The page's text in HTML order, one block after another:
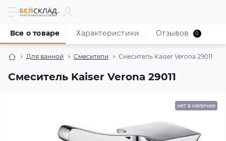
Для ванной Смесители Смеситель Kaiser Verona 29011
Смеситель Kaiser Verona 29011
Все о товаре Характеристики Отзывов 0
нет в наличии